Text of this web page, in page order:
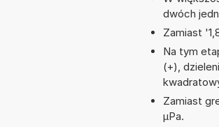
dwóch
Zamiast
Na tym
(+),
Zamiast
µPa.